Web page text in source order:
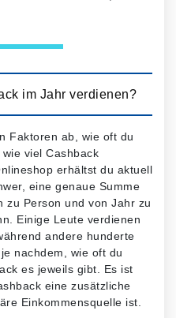
im Jahr verdienen?
Faktoren ab, wie oft du
viel Cashback
erhältst du aktuell
eine genaue Summe
zu Person und von Jahr zu
Einige Leute verdienen
andere hunderte
nachdem, wie oft du
es jeweils gibt. Es ist
eine zusätzliche
Einkommensquelle ist.